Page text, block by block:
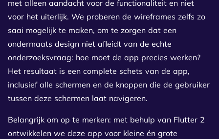
met alleen aandacht voor de functionaliteit en niet
voor het uiterlijk. We proberen de wireframes zelfs zo
saai mogelijk te maken, om te zorgen dat een
ondermaats design niet afleidt van de echte
onderzoeksvraag: hoe moet de app precies werken?
Het resultaat is een complete schets van de app,
inclusief alle schermen en de knoppen die de gebruiker
tussen deze schermen laat navigeren.
Belangrijk om op te merken: met behulp van Flutter 2
ontwikkelen we deze app voor kleine én grote